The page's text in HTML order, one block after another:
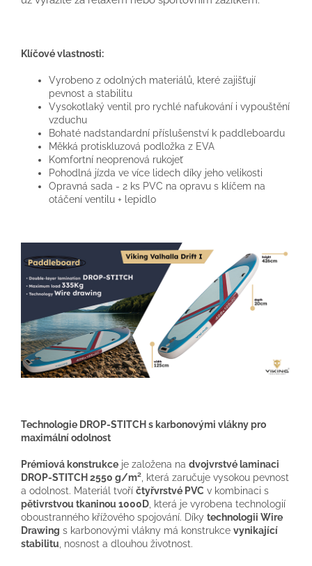
Klíčové vlastnosti:
Vyrobeno z odolných materiálů, které zajišťují
pevnost a stabilitu
Vysokotlaký ventil pro rychlé nafukování i vypouštění
vzduchu
Bohaté nadstandardní příslušenství k paddleboardu
Měkká protiskluzová podložka z EVA
Komfortní neoprenová rukojeť
Pohodlná jízda ve více lidech díky jeho velikosti
Opravná sada - 2 ks PVC na opravu s klíčem na
otáčení ventilu + lepidlo
Technologie DROP-STITCH s karbonovými vlákny pro
maximální odolnost
Prémiová konstrukce je založena na dvojvrstvé laminaci
DROP-STITCH 2550 g/m² , která zaručuje vysokou pevnost
a odolnost. Materiál tvoří čtyřvrstvé PVC v kombinaci s
pětivrstvou tkaninou 1000D , která je vyrobena technologií
oboustranného křížového spojování. Díky technologii Wire
Drawing s karbonovými vlákny má konstrukce vynikající
stabilitu , nosnost a dlouhou životnost.